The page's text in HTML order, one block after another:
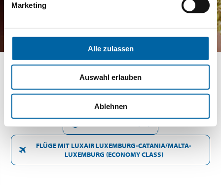
Marketing
Alle zulassen
Auswahl erlauben
Ablehnen
SONNTAG 21 MÄRZ - DIENSTAG 30 MÄRZ 2027
FLÜGE MIT LUXAIR LUXEMBURG-CATANIA/MALTA-
LUXEMBURG (ECONOMY CLASS)